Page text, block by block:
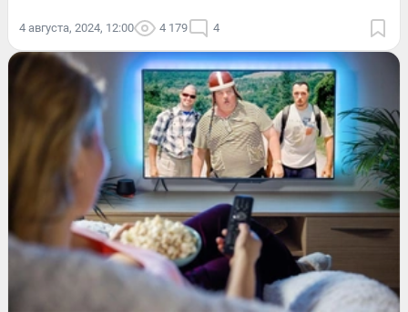
4 августа, 2024, 12:00 4 179 4